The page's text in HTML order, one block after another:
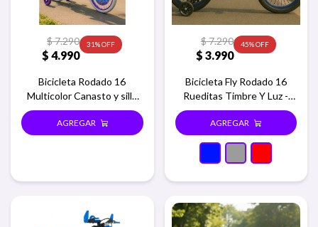
$ 4.990
$7.290 31
Bicicleta Rodado 16
Multicolor Canasto y silla
trasera - Violeta
$ 3.990
$7.290 45
Bicicleta Fly Rodado 16
Rueditas Timbre Y Luz -
Azul